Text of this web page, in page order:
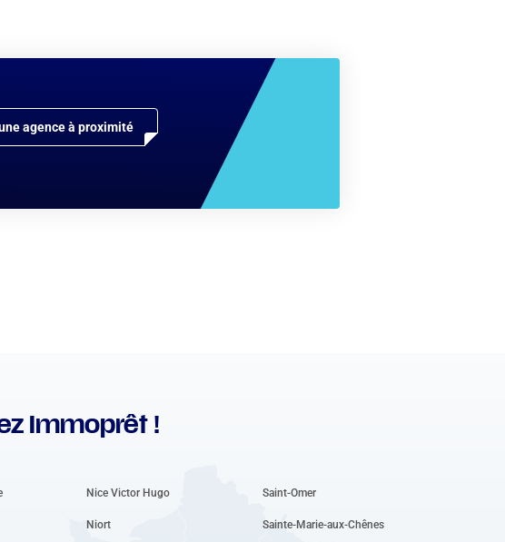
agence à proximité
Immoprêt !
Nice Victor Hugo
Niort
Saint-Omer
Sainte-Marie-aux-Chênes